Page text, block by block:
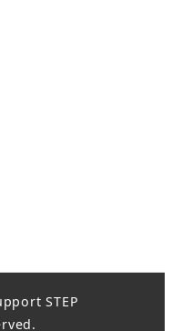
STEP